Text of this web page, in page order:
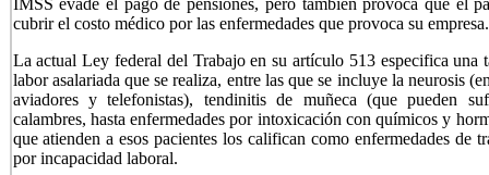
cubrir el costo médico por las enfermedades que provoca su empresa.
La actual Ley federal del Trabajo en su artículo 513 especifica una
labor asalariada que se realiza, entre las que se incluye la neurosis
aviadores y telefonistas), tendinitis de muñeca (que pueden
calambres, hasta enfermedades por intoxicación con químicos y
que atienden a esos pacientes los califican como enfermedades de
por incapacidad laboral.